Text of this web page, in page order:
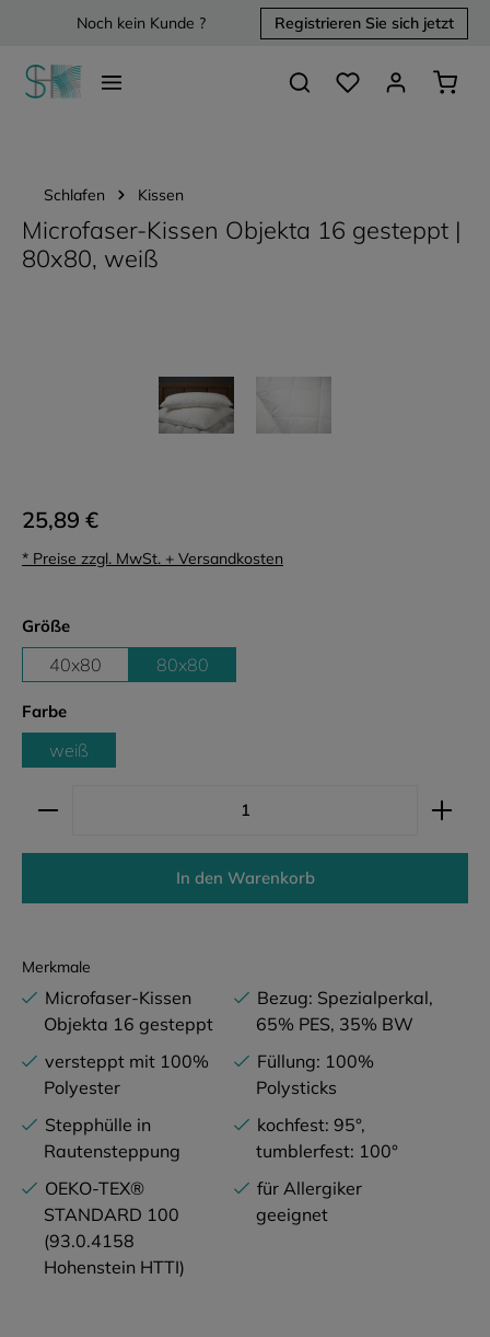
springenNoch kein Kunde ? Registrieren Sie sich jetzt
Du hast 0 Produkte
Schlafen Kissen
Microfaser-Kissen Objekta 16 gesteppt |
80x80, weiß
25,89 €
* Preise zzgl. MwSt. + Versandkosten
Größeauswählen
40x80 80x80
Farbeauswählen
weiß
Produkt Anzahl: Gib den gewünschten Wert ein
In den Warenkorb
Merkmale
Microfaser-Kissen
Objekta 16 gesteppt
Bezug: Spezialperkal,
65% PES, 35% BW
versteppt mit 100%
Polyester
Füllung: 100%
Polysticks
Stepphülle in
Rautensteppung
kochfest: 95°,
tumblerfest: 100°
OEKO-TEX®
STANDARD 100
(93.0.4158
Hohenstein HTTI)
für Allergiker
geeignet